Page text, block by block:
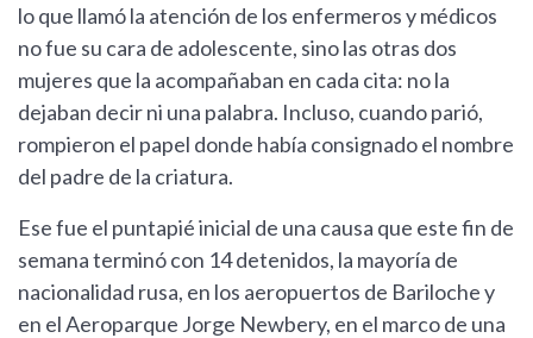
lo que llamó la atención de los enfermeros y médicos
no fue su cara de adolescente, sino las otras dos
mujeres que la acompañaban en cada cita: no la
dejaban decir ni una palabra. Incluso, cuando parió,
rompieron el papel donde había consignado el nombre
del padre de la criatura.
Ese fue el puntapié inicial de una causa que este fin de
semana terminó con 14 detenidos, la mayoría de
nacionalidad rusa, en los aeropuertos de Bariloche y
en el Aeroparque Jorge Newbery, en el marco de una